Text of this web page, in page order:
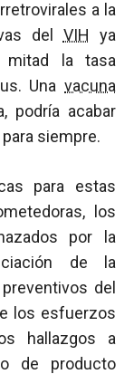
a la
del VIH ya
mitad la tasa
Una vacuna
podría acabar
para siempre.
para estas
los
por la
de la
del
los esfuerzos
hallazgos a
de producto